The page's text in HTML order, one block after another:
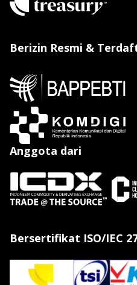
Berizin Resmi &
Anggota dari
Bersertifikat ISO/IEC